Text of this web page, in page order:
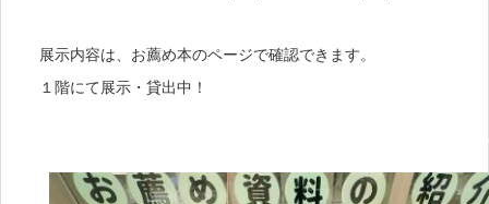
展示内容は、お薦め本のページで確認できます。
１階にて展示・貸出中！